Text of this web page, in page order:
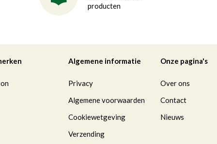
producten
Algemene informatie
Privacy
Algemene voorwaarden
Cookiewetgeving
Verzending
Onze pagina's
Over ons
Contact
Nieuws